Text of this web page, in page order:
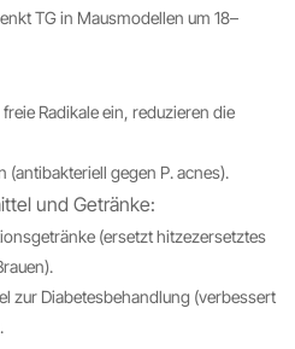
TG in Mausmodellen um 18–
Radikale ein, reduzieren die
gegen P. acnes).
und Getränke:
(ersetzt hitzezersetztes
zur Diabetesbehandlung (verbessert